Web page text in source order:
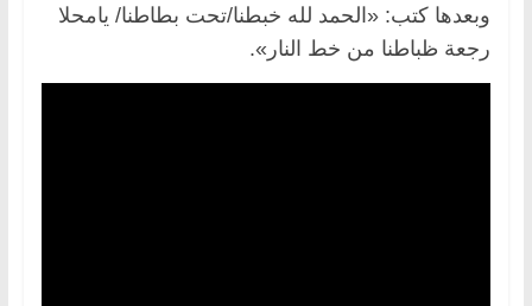
وبعدها كتب: «الحمد لله خبطنا/تحت بطاطنا/ يامحلا
رجعة ظباطنا من خط النار».